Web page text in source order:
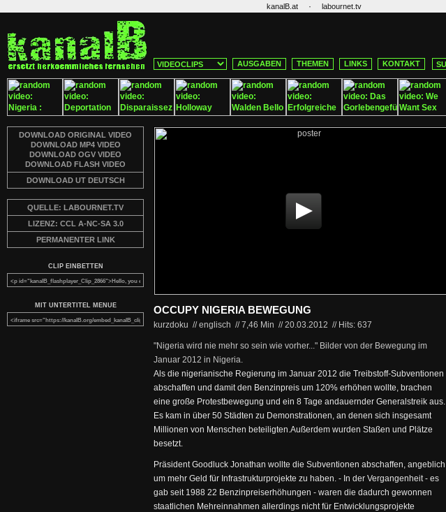
kanalB.at · labournet.tv
AUSGABEN THEMEN LINKS KONTAKT
DOWNLOAD ORIGINAL VIDEO
DOWNLOAD MP4 VIDEO
DOWNLOAD OGV VIDEO
DOWNLOAD FLASH VIDEO
DOWNLOAD UT DEUTSCH
QUELLE: LABOURNET.TV
LIZENZ: CCL A-NC-SA 3.0
PERMANENTER LINK
CLIP EINBETTEN
MIT UNTERTITEL MENUE OCCUPY NIGERIA BEWEGUNG
kurzdoku // englisch //7,46 Min //20.03.2012 // Hits: 637
"Nigeria wird nie mehr so sein wie vorher..." Bilder von der Bewegung im
Januar 2012 in Nigeria.
Als die nigerianische Regierung im Januar 2012 die Treibstoff-Subventionen
abschaffen und damit den Benzinpreis um 120% erhöhen wollte, brachen
eine große Protestbewegung und ein 8 Tage andauernder Generalstreik aus.
Es kam in über 50 Städten zu Demonstrationen, an denen sich insgesamt
Millionen von Menschen beteiligten.Außerdem wurden Staßen und Plätze
besetzt.
Präsident Goodluck Jonathan wollte die Subventionen abschaffen, angeblich
um mehr Geld für Infrastrukturprojekte zu haben. - In der Vergangenheit - es
gab seit 1988 22 Benzinpreiserhöhungen - waren die dadurch gewonnen
staatlichen Mehreinnahmen allerdings nicht für Entwicklungsprojekte